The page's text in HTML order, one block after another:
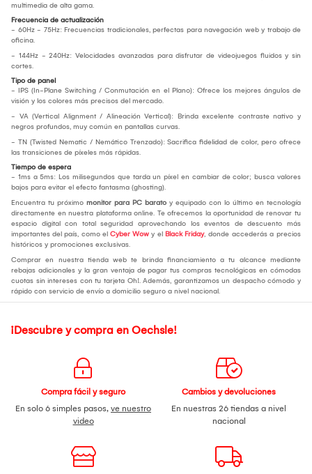
multimedia de alta gama.
Frecuencia de actualización
- 60Hz - 75Hz: Frecuencias tradicionales, perfectas para navegación web y trabajo de
oficina.
- 144Hz - 240Hz: Velocidades avanzadas para disfrutar de videojuegos fluidos y sin
cortes.
Tipo de panel
- IPS (In-Plane Switching / Conmutación en el Plano): Ofrece los mejores ángulos de
visión y los colores más precisos del mercado.
- VA (Vertical Alignment / Alineación Vertical): Brinda excelente contraste nativo y
negros profundos, muy común en pantallas curvas.
- TN (Twisted Nematic / Nemático Trenzado): Sacrifica fidelidad de color, pero ofrece
las transiciones de píxeles más rápidas.
Tiempo de espera
- 1ms a 5ms: Los milisegundos que tarda un píxel en cambiar de color; busca valores
bajos para evitar el efecto fantasma (ghosting).
Encuentra tu próximo monitor para PC barato y equipado con lo último en tecnología
directamente en nuestra plataforma online. Te ofrecemos la oportunidad de renovar tu
espacio digital con total seguridad aprovechando los eventos de descuento más
importantes del país, como el Cyber Wow y el Black Friday, donde accederás a precios
históricos y promociones exclusivas.
Comprar en nuestra tienda web te brinda financiamiento a tu alcance mediante
rebajas adicionales y la gran ventaja de pagar tus compras tecnológicas en cómodas
cuotas sin intereses con tu tarjeta Oh!. Además, garantizamos un despacho cómodo y
rápido con servicio de envío a domicilio seguro a nivel nacional.
¡Descubre y compra en Oechsle!
Compra fácil y seguro
En solo 6 simples pasos, ve nuestro
video
Cambios y devoluciones
En nuestras 26 tiendas a nivel
nacional